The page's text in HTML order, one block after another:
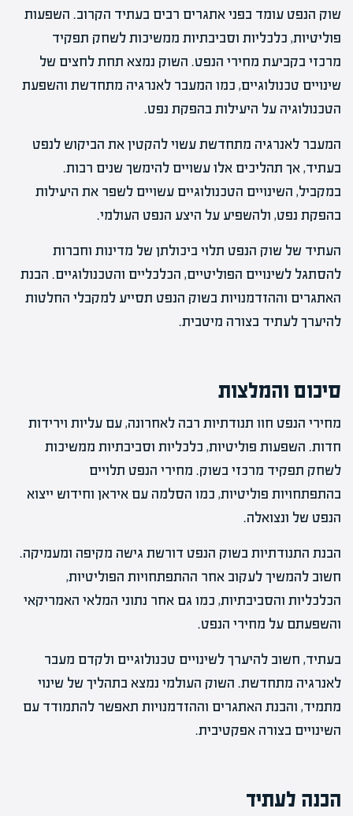
שוק הנפט עומד בפני אתגרים רבים בעתיד הקרוב. השפעות
פוליטיות, כלכליות וסביבתיות ממשיכות לשחק תפקיד
מרכזי בקביעת מחירי הנפט. השוק נמצא תחת לחצים של
שינויים טכנולוגיים, כמו המעבר לאנרגיה מתחדשת והשפעת
הטכנולוגיה על היעילות בהפקת נפט.
המעבר לאנרגיה מתחדשת עשוי להקטין את הביקוש לנפט
בעתיד, אך תהליכים אלו עשויים להימשך שנים רבות.
במקביל, השינויים הטכנולוגיים עשויים לשפר את היעילות
בהפקת נפט, ולהשפיע על היצע הנפט העולמי.
העתיד של שוק הנפט תלוי ביכולתן של מדינות וחברות
להסתגל לשינויים הפוליטיים, הכלכליים והטכנולוגיים. הבנת
האתגרים וההזדמנויות בשוק הנפט תסייע למקבלי החלטות
להיערך לעתיד בצורה מיטבית.
סיכום והמלצות
מחירי הנפט חוו תנודתיות רבה לאחרונה, עם עליות וירידות
חדות. השפעות פוליטיות, כלכליות וסביבתיות ממשיכות
לשחק תפקיד מרכזי בשוק. מחירי הנפט תלויים
בהתפתחויות פוליטיות, כמו הסלמה עם איראן וחידוש ייצוא
הנפט של ונצואלה.
הבנת התנודתיות בשוק הנפט דורשת גישה מקיפה ומעמיקה.
חשוב להמשיך לעקוב אחר ההתפתחויות הפוליטיות,
הכלכליות והסביבתיות, כמו גם אחר נתוני המלאי האמריקאי
והשפעתם על מחירי הנפט.
בעתיד, חשוב להיערך לשינויים טכנולוגיים ולקדם מעבר
לאנרגיה מתחדשת. השוק העולמי נמצא בתהליך של שינוי
מתמיד, והבנת האתגרים וההזדמנויות תאפשר להתמודד עם
השינויים בצורה אפקטיבית.
הכנה לעתיד